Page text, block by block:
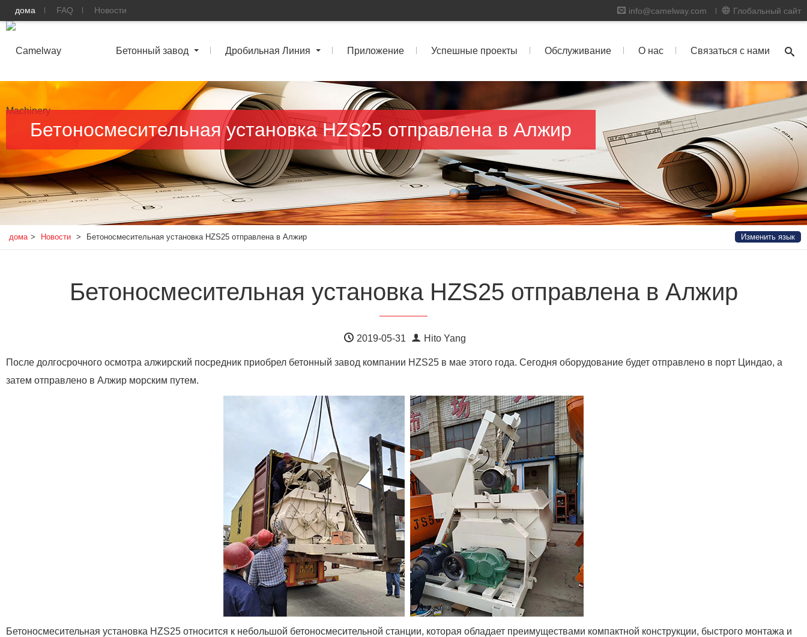
дома FAQ Новости info@camelway.com Глобальный сайт
Бетонный завод Дробильная Линия Приложение Успешные проекты Обслуживание О нас Связаться с нами
Бетоносмесительная установка HZS25 отправлена в Алжир
дома > Новости > Бетоносмесительная установка HZS25 отправлена в Алжир Изменить язык
Бетоносмесительная установка HZS25 отправлена в Алжир
2019-05-31 Hito Yang
После долгосрочного осмотра алжирский посредник приобрел бетонный завод компании HZS25 в мае этого года. Сегодня оборудование будет отправлено в порт Циндао, а
затем отправлено в Алжир морским путем.
Бетоносмесительная установка HZS25 относится к небольшой бетоносмесительной станции, которая обладает преимуществами компактной конструкции, быстрого монтажа и